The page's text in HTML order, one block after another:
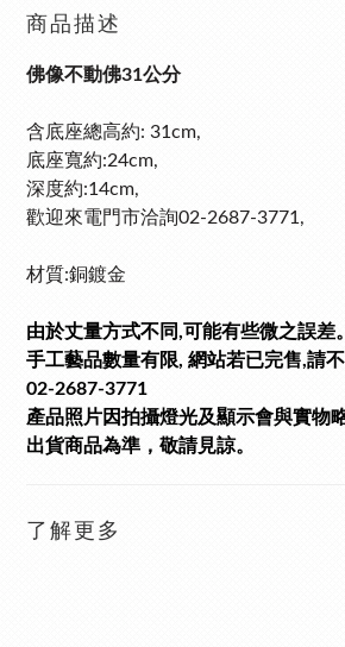
商品描述
佛像不動佛31公分
含底座總高約: 31cm,
底座寬約:24cm,
深度約:14cm,
歡迎來電門市洽詢02-2687-3771,
材質:銅鍍金
由於丈量方式不同,可能有些微之誤差。
手工藝品數量有限, 網站若已完售,請
02-2687-3771
產品照片因拍攝燈光及顯示會與實物
出貨商品為準，敬請見諒。
了解更多